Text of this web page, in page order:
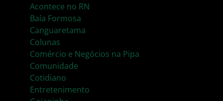
Acontece no RN
Baía Formosa
Canguaretama
Colunas
Comércio e Negócios na Pipa
Comunidade
Cotidiano
Entretenimento